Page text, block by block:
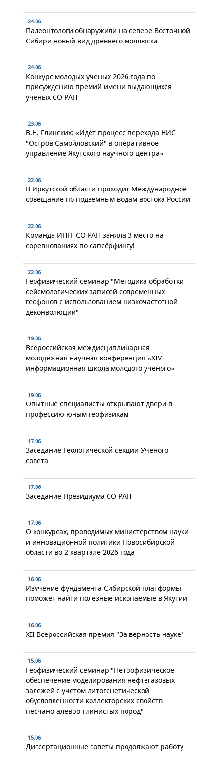
24.06
Палеонтологи обнаружили на севере Восточной
Сибири новый вид древнего моллюска
24.06
Конкурс молодых ученых 2026 года по
присуждению премий имени выдающихся
ученых СО РАН
23.06
В.Н. Глинских: «Идёт процесс перехода НИС
"Остров Самойловский" в оперативное
управление Якутского научного центра»
22.06
В Иркутской области проходит Международное
совещание по подземным водам востока России
22.06
Команда ИНГГ СО РАН заняла 3 место на
соревнованиях по сапсёрфингу!
22.06
Геофизический семинар "Методика обработки
сейсмологических записей современных
геофонов с использованием низкочастотной
деконволюции"
19.06
Всероссийская междисциплинарная
молодёжная научная конференция «XIV
информационная школа молодого учёного»
19.06
Опытные специалисты открывают двери в
профессию юным геофизикам
17.06
Заседание Геологической секции Ученого
совета
17.06
Заседание Президиума СО РАН
17.06
О конкурсах, проводимых министерством науки
и инновационной политики Новосибирской
области во 2 квартале 2026 года
16.06
Изучение фундамента Сибирской платформы
поможет найти полезные ископаемые в Якутии
16.06
XII Всероссийская премия "За верность науке"
15.06
Геофизический семинар "Петрофизическое
обеспечение моделирования нефтегазовых
залежей с учетом литогенетической
обусловленности коллекторских свойств
песчано-алевро-глинистых пород"
15.06
Диссертационные советы продолжают работу